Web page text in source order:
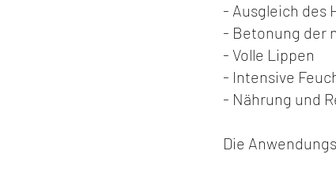
- Ausgleich des
- Betonung der
- Volle Lippen
- Intensive
- Nährung und
Die